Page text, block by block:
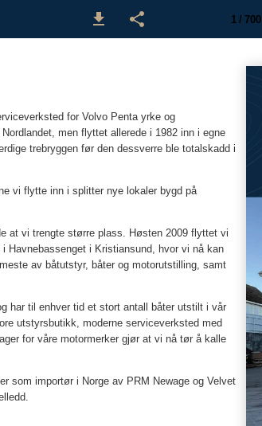
1 / 700
for Volvo Penta yrke og
men flyttet allerede i 1982 inn i egne
trebryggen før den dessverre ble totalskadd i
vi flytte inn i splitter nye lokaler bygd på
at vi trengte større plass. Høsten 2009 flyttet vi
Havnebassenget i Kristiansund, hvor vi nå kan
av båtutstyr, båter og motorutstilling, samt
har til enhver tid et stort antall båter utstilt i vår
utstyrsbutikk, moderne serviceverksted med
for våre motormerker gjør at vi nå tør å kalle
som importør i Norge av PRM Newage og Velvet